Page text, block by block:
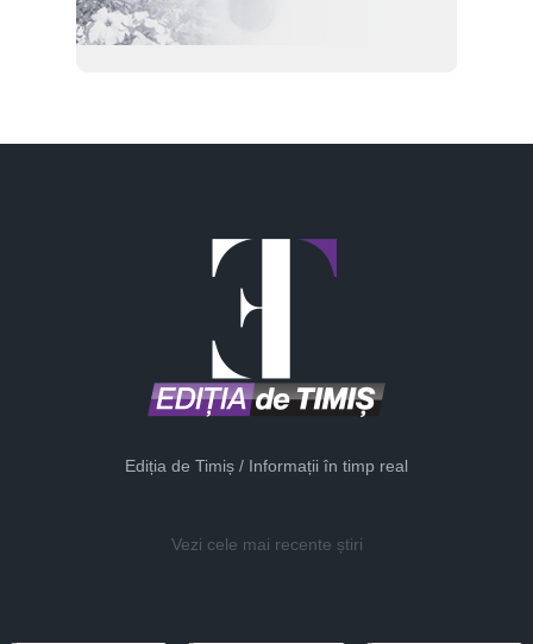
Ediția de Timiș / Informații în timp real
Vezi cele mai recente știri